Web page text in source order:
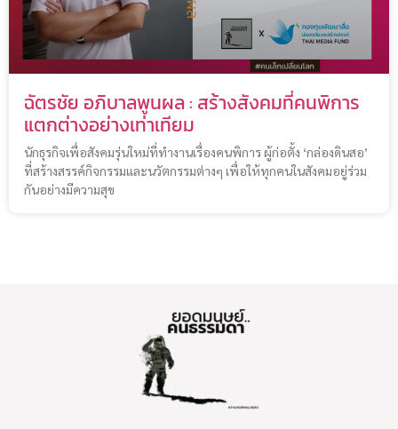
ฉัตรชัย อภิบาลพูนผล : สร้างสังคมที่คนพิการ
แตกต่างอย่างเท่าเทียม
นักธุรกิจเพื่อสังคมรุ่นใหม่ที่ทำงานเรื่องคนพิการ ผู้ก่อตั้ง ‘กล่องดินสอ’
ที่สร้างสรรค์กิจกรรมและนวัตกรรมต่างๆ เพื่อให้ทุกคนในสังคมอยู่ร่วม
กันอย่างมีความสุข